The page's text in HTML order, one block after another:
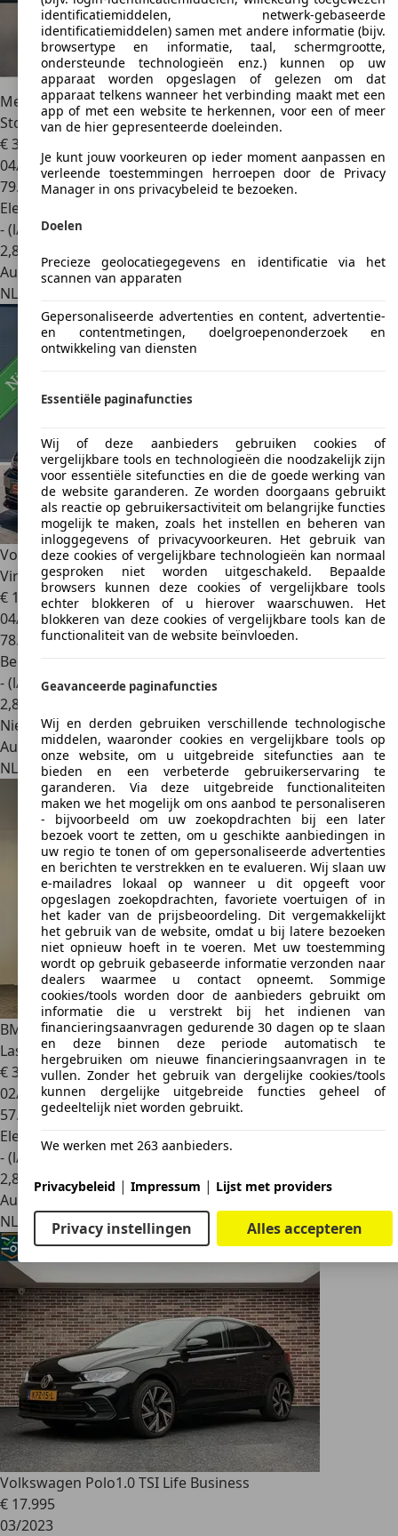
Mercedes-Benz CLA 250e AMG Line | Panoramadak |
Stoelverwarming | Navig
€ 34.740
04/2023
79.873 km
Elektro/Benzine
- (l/100 km)
2,8
Autobedrijf
NL 4004 JV
Volkswagen Polo GTI2.0 TSI 200PK
Virtual|Carplay|Pano|Vol!
€ 19.950
04/2019
78.941 km
Benzine
- (l/100 km)
2,8
Nieuw
Autobedrijf
NL 3214 VPZuidland
BMW 3303-serie 330e High Executive
Laser|HuD|360c|BlindSp
€ 35.890
02/2020
57.657 km
Elektro/Benzine
- (l/100 km)
2,8
Autobedrijf
NL 5628 CHEindhoven
Volkswagen Polo1.0 TSI Life Business
€ 17.995
03/2023
identificatiemiddelen, netwerk-gebaseerde
identificatiemiddelen) samen met andere informatie (bijv.
browsertype en informatie, taal, schermgrootte,
ondersteunde technologieën enz.) kunnen op uw
apparaat worden opgeslagen of gelezen om dat
apparaat telkens wanneer het verbinding maakt met een
app of met een website te herkennen, voor een of meer
van de hier gepresenteerde doeleinden.
Je kunt jouw voorkeuren op ieder moment aanpassen en
verleende toestemmingen herroepen door de Privacy
Manager in ons privacybeleid te bezoeken.
Doelen
Precieze geolocatiegegevens en identificatie via het
scannen van apparaten
Gepersonaliseerde advertenties en content, advertentie-
en contentmetingen, doelgroepenonderzoek en
ontwikkeling van diensten
Essentiële paginafuncties
Wij of deze aanbieders gebruiken cookies of
vergelijkbare tools en technologieën die noodzakelijk zijn
voor essentiële sitefuncties en die de goede werking van
de website garanderen. Ze worden doorgaans gebruikt
als reactie op gebruikersactiviteit om belangrijke functies
mogelijk te maken, zoals het instellen en beheren van
inloggegevens of privacyvoorkeuren. Het gebruik van
deze cookies of vergelijkbare technologieën kan normaal
gesproken niet worden uitgeschakeld. Bepaalde
browsers kunnen deze cookies of vergelijkbare tools
echter blokkeren of u hierover waarschuwen. Het
blokkeren van deze cookies of vergelijkbare tools kan de
functionaliteit van de website beïnvloeden.
Geavanceerde paginafuncties
Wij en derden gebruiken verschillende technologische
middelen, waaronder cookies en vergelijkbare tools op
onze website, om u uitgebreide sitefuncties aan te
bieden en een verbeterde gebruikerservaring te
garanderen. Via deze uitgebreide functionaliteiten
maken we het mogelijk om ons aanbod te personaliseren
- bijvoorbeeld om uw zoekopdrachten bij een later
bezoek voort te zetten, om u geschikte aanbiedingen in
uw regio te tonen of om gepersonaliseerde advertenties
en berichten te verstrekken en te evalueren. Wij slaan uw
e-mailadres lokaal op wanneer u dit opgeeft voor
opgeslagen zoekopdrachten, favoriete voertuigen of in
het kader van de prijsbeoordeling. Dit vergemakkelijkt
het gebruik van de website, omdat u bij latere bezoeken
niet opnieuw hoeft in te voeren. Met uw toestemming
wordt op gebruik gebaseerde informatie verzonden naar
dealers waarmee u contact opneemt. Sommige
cookies/tools worden door de aanbieders gebruikt om
informatie die u verstrekt bij het indienen van
financieringsaanvragen gedurende 30 dagen op te slaan
en deze binnen deze periode automatisch te
hergebruiken om nieuwe financieringsaanvragen in te
vullen. Zonder het gebruik van dergelijke cookies/tools
kunnen dergelijke uitgebreide functies geheel of
gedeeltelijk niet worden gebruikt.
We werken met 263 aanbieders.
Privacybeleid | Impressum | Lijst met providers
Privacy instellingen Alles accepteren